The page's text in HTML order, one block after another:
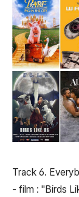
Track 6.
- film : "Birds